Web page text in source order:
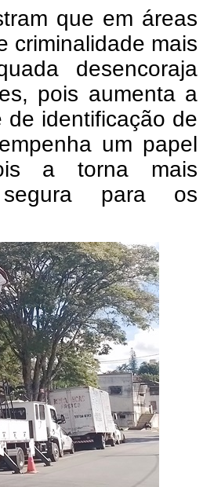
que em áreas
criminalidade mais
desencoraja
pois aumenta a
de identificação de
um papel
a torna mais
para os